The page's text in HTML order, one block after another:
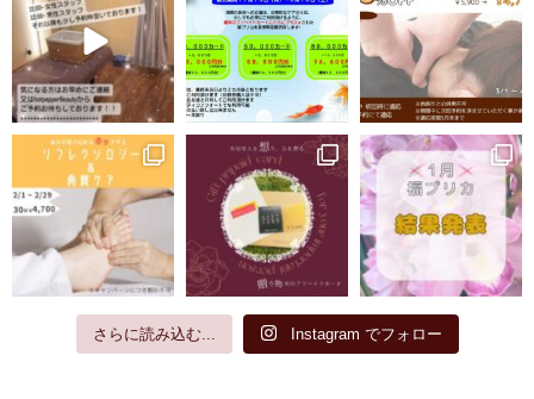
さらに読み込む... Instagram でフォロー